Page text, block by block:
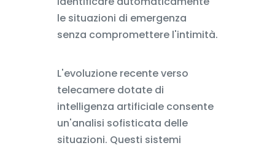
le situazioni di emergenza
senza compromettere l'intimità.
L'evoluzione recente verso
telecamere dotate di
intelligenza artificiale consente
un'analisi sofisticata delle
situazioni. Questi sistemi